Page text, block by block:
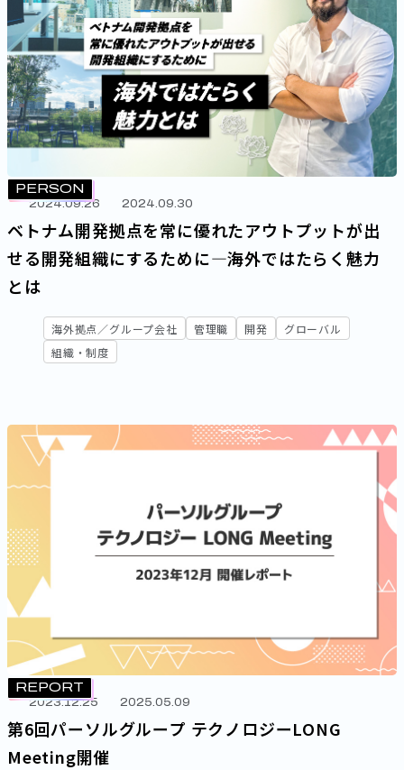
PERSON
2024.09.26 2024.09.30
ベトナム開発拠点を常に優れたアウトプットが出
せる開発組織にするために―海外ではたらく魅力
とは
海外拠点／グループ会社 管理職 開発
グローバル
組織・制度
REPORT
2023.12.25 2025.05.09
第6回パーソルグループ テクノロジーLONG
Meeting開催